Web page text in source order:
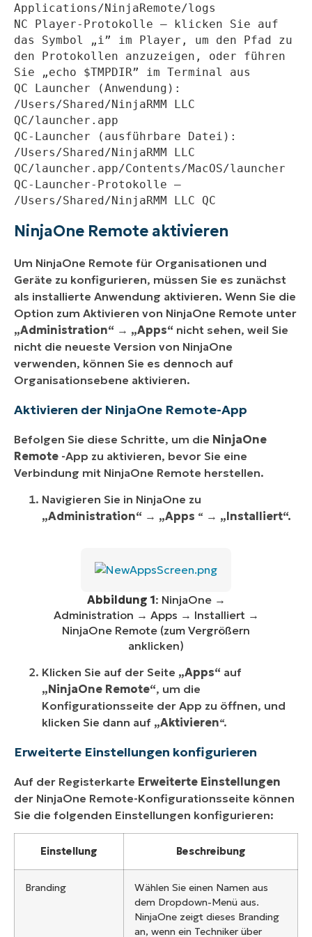
Applications/NinjaRemote/logs
NC Player-Protokolle – klicken Sie auf
das Symbol „i” im Player, um den Pfad zu
den Protokollen anzuzeigen, oder führen
Sie „echo $TMPDIR” im Terminal aus
QC Launcher (Anwendung):
/Users/Shared/NinjaRMM LLC
QC/launcher.app
QC-Launcher (ausführbare Datei):
/Users/Shared/NinjaRMM LLC
QC/launcher.app/Contents/MacOS/launcher
QC-Launcher-Protokolle –
/Users/Shared/NinjaRMM LLC QC
NinjaOne Remote aktivieren
Um NinjaOne Remote für Organisationen und
Geräte zu konfigurieren, müssen Sie es zunächst
als installierte Anwendung aktivieren. Wenn Sie die
Option zum Aktivieren von NinjaOne Remote unter
„Administration“ → „Apps“ nicht sehen, weil Sie
nicht die neueste Version von NinjaOne
verwenden, können Sie es dennoch auf
Organisationsebene aktivieren.
Aktivieren der NinjaOne Remote-App
Befolgen Sie diese Schritte, um die NinjaOne
Remote -App zu aktivieren, bevor Sie eine
Verbindung mit NinjaOne Remote herstellen.
Navigieren Sie in NinjaOne zu
„Administration“ → „Apps “ → „Installiert“.
Abbildung 1: NinjaOne →
Administration → Apps → Installiert →
NinjaOne Remote (zum Vergrößern
anklicken)
Klicken Sie auf der Seite „Apps“ auf
„NinjaOne Remote“, um die
Konfigurationsseite der App zu öffnen, und
klicken Sie dann auf „Aktivieren“.
Erweiterte Einstellungen konfigurieren
Auf der Registerkarte Erweiterte Einstellungen
der NinjaOne Remote-Konfigurationsseite können
Sie die folgenden Einstellungen konfigurieren:
Einstellung Beschreibung
Branding
Wählen Sie einen Namen aus
dem Dropdown-Menü aus.
NinjaOne zeigt dieses Branding
an, wenn ein Techniker über